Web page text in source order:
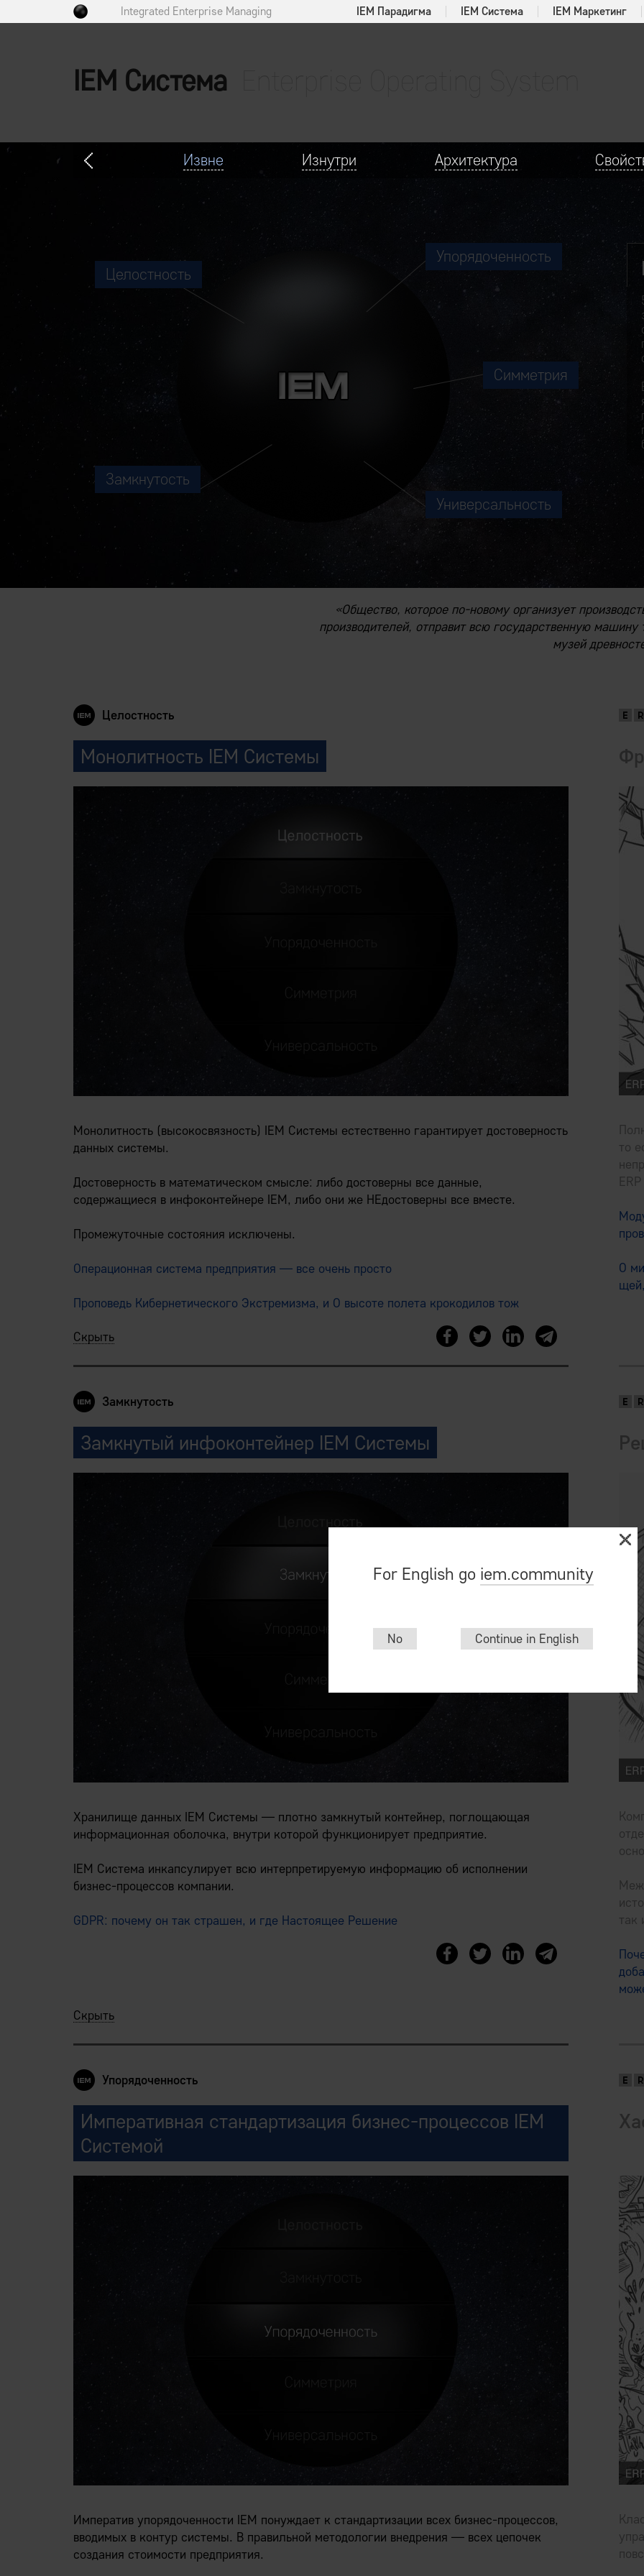
Integrated Enterprise Managing IEM Парадигма IEM Система IEM Маркетинг
IEM Система
Извне Изнутри Архитектура
Целостность
Замкнутость
Упорядоченность
Симметрия
Универсальность
«Общество, которое по-новому организует
производителей, отправит всю государственную
музей
Целостность
Монолитность IEM Системы
Монолитность (высокосвязность) IEM Системы естественно гарантирует достоверность
данных системы.
Достоверность в математическом смысле: либо достоверны все данные,
содержащиеся в инфоконтейнере IEM, либо они же НЕдостоверны все вместе.
Промежуточные состояния исключены.
Операционная система предприятия — все очень просто
Проповедь Кибернетического Экстремизма, и О высоте полета крокодилов тож
то
О
Скрыть
Замкнутость
Замкнутый инфоконтейнер IEM Системы
Хранилище данных IEM Системы — плотно замкнутый контейнер, поглощающая
информационная оболочка, внутри которой функционирует предприятие.
IEM Система инкапсулирует всю интерпретируемую информацию об исполнении
бизнес-процессов компании.
GDPR: почему он так страшен, и где Настоящее Решение
так
Скрыть
Упорядоченность
Императивная cтандартизация бизнес-процессов IEM
Системой
Императив упорядоченности IEM понуждает к стандартизации всех бизнес-процессов,
вводимых в контур системы. В правильной методологии внедрения — всех цепочек
создания стоимости предприятия.
For English go iem.community
No Continue in English